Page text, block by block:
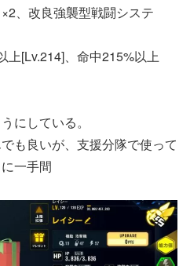
、改良強襲型戦闘システ
上[Lv.214]、命中215%以上
にしている。
も良いが、支援分隊で使って
一手間